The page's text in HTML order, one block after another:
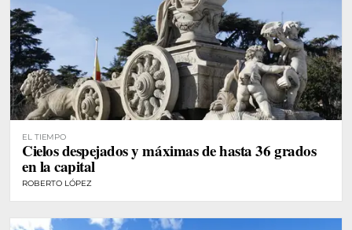
EL TIEMPO
Cielos despejados y máximas de hasta 36 grados
en la capital
ROBERTO LÓPEZ